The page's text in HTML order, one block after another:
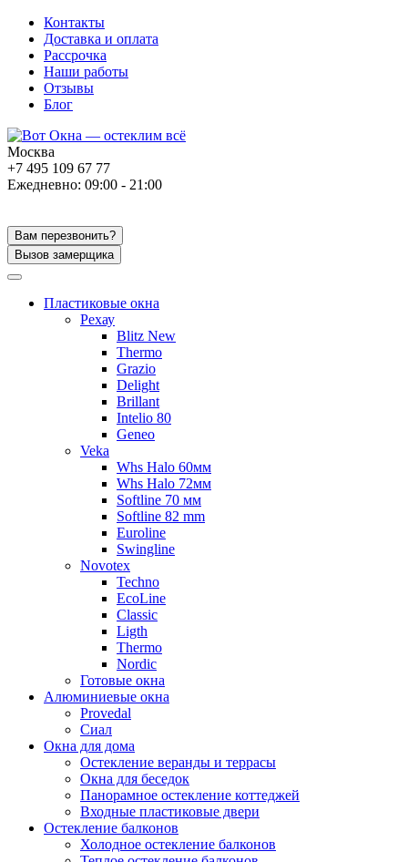
Контакты
Доставка и оплата
Рассрочка
Наши работы
Отзывы
Блог
Москва
+7 495 109 67 77
Ежедневно: 09:00 - 21:00
Вам перезвонить?
Вызов замерщика
Пластиковые окна
Рехау
Blitz New
Thermo
Grazio
Delight
Brillant
Intelio 80
Geneo
Veka
Whs Halo 60мм
Whs Halo 72мм
Softline 70 мм
Softline 82 mm
Euroline
Swingline
Novotex
Techno
EcoLine
Classic
Ligth
Thermo
Nordic
Готовые окна
Алюминиевые окна
Provedal
Сиал
Окна для дома
Остекление веранды и террасы
Окна для беседок
Панорамное остекление коттеджей
Входные пластиковые двери
Остекление балконов
Холодное остекление балконов